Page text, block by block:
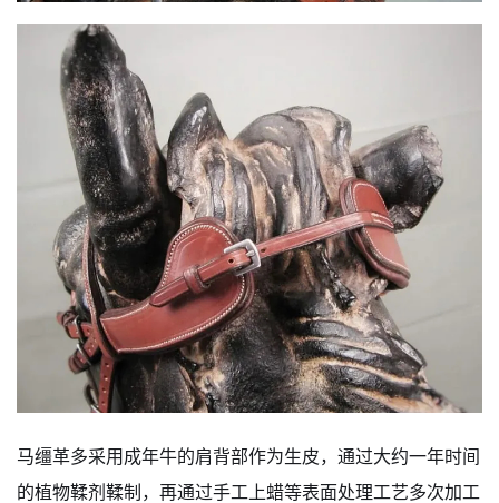
马缰革多采用成年牛的肩背部作为生皮，通过大约一年时间
的植物鞣剂鞣制，再通过手工上蜡等表面处理工艺多次加工